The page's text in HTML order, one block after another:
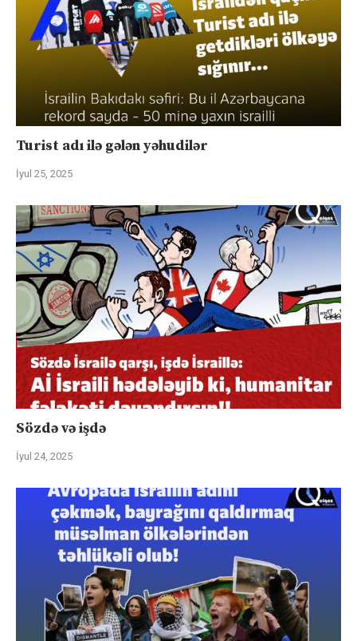
Turist adı ilə gələn yəhudilər
İyul 25, 2025
Sözdə və işdə
İyul 24, 2025